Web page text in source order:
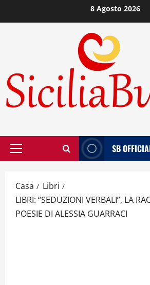
al
8 Agosto 2026
Menù
SB
Casa
Libri
LIBRI: “SEDUZIONI VERBALI”, LA
POESIE DI ALESSIA GUARRACI